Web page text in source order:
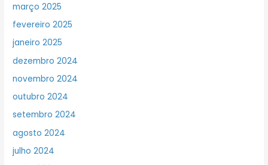
março 2025
fevereiro 2025
janeiro 2025
dezembro 2024
novembro 2024
outubro 2024
setembro 2024
agosto 2024
julho 2024